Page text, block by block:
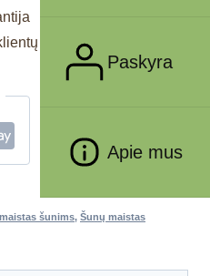
Paskyra
Apie mus
šunims, Šunų maistas